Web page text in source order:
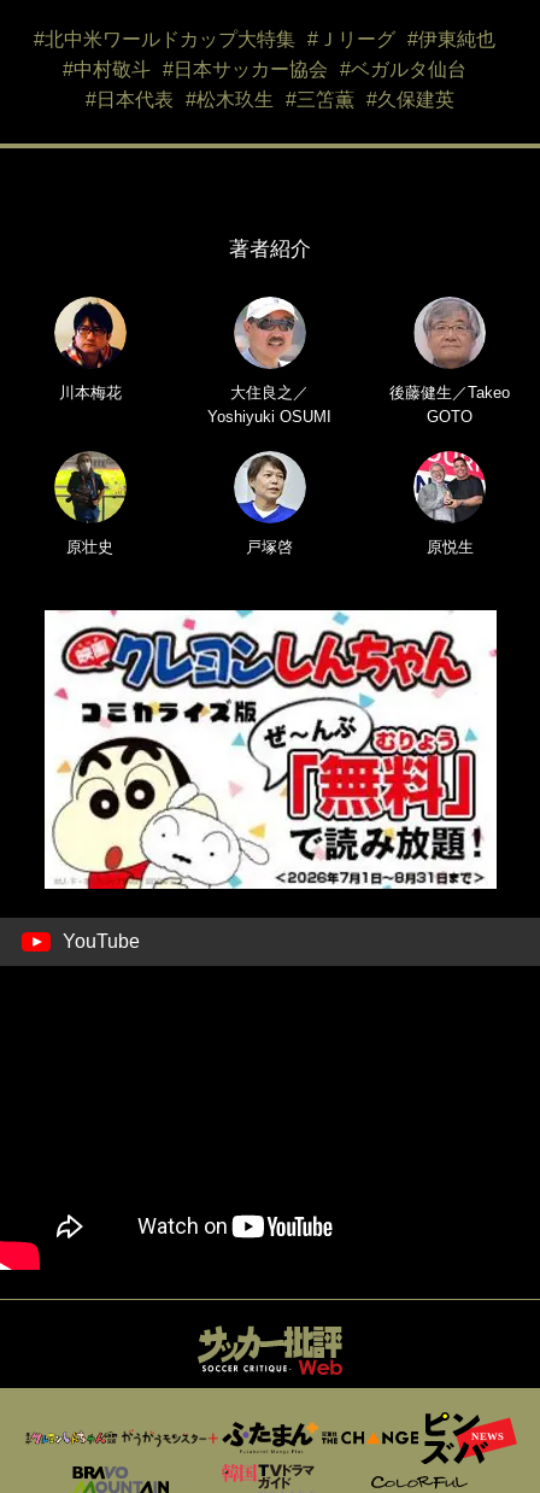
#北中米ワールドカップ大特集 #Ｊリーグ
#伊東純也
#中村敬斗
#日本サッカー協会
#ベガルタ仙台
#日本代表
#松木玖生 #三笘薫 #久保建英
著者紹介
川本梅花
大住良之／
Yoshiyuki OSUMI
後藤健生／Takeo
GOTO
原壮史 戸塚啓 原悦生
YouTube